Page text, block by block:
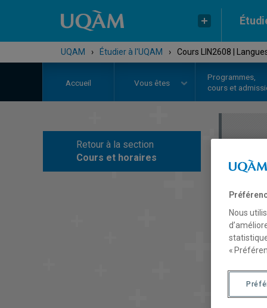
UQAM › Étudier à l'UQAM › Cours LIN2608 |
Accueil Vous êtes
Programmes,
cours et
Retour à la section
Cours et horaires
Nous
«